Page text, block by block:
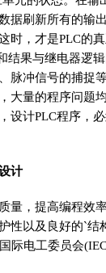
据刷新所有的输
时，才是PLC的
结果与继电器逻
脉冲信号的捕捉
大量的程序问题
设计PLC程序，
计
量，提高编程效
性以及良好的`结
际电工委员会